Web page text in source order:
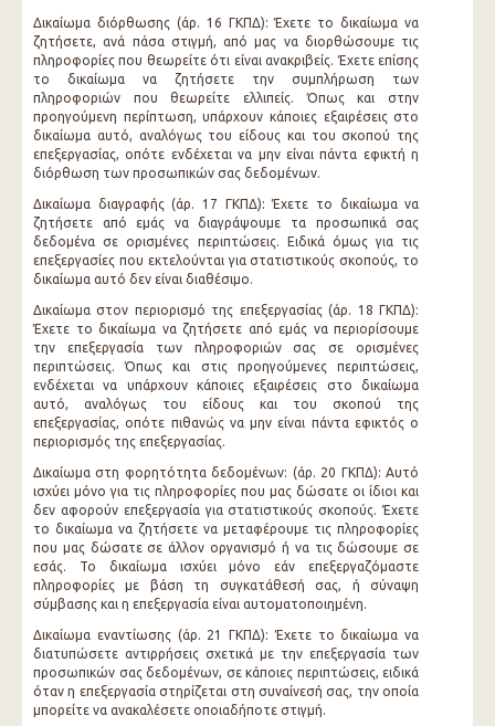
Δικαίωμα διόρθωσης (άρ. 16 ΓΚΠΔ): Έχετε το δικαίωμα να
ζητήσετε, ανά πάσα στιγμή, από μας να διορθώσουμε τις
πληροφορίες που θεωρείτε ότι είναι ανακριβείς. Έχετε επίσης
το δικαίωμα να ζητήσετε την συμπλήρωση των
πληροφοριών που θεωρείτε ελλιπείς. Όπως και στην
προηγούμενη περίπτωση, υπάρχουν κάποιες εξαιρέσεις στο
δικαίωμα αυτό, αναλόγως του είδους και του σκοπού της
επεξεργασίας, οπότε ενδέχεται να μην είναι πάντα εφικτή η
διόρθωση των προσωπικών σας δεδομένων.
Δικαίωμα διαγραφής (άρ. 17 ΓΚΠΔ): Έχετε το δικαίωμα να
ζητήσετε από εμάς να διαγράψουμε τα προσωπικά σας
δεδομένα σε ορισμένες περιπτώσεις. Ειδικά όμως για τις
επεξεργασίες που εκτελούνται για στατιστικούς σκοπούς, το
δικαίωμα αυτό δεν είναι διαθέσιμο.
Δικαίωμα στον περιορισμό της επεξεργασίας (άρ. 18 ΓΚΠΔ):
Έχετε το δικαίωμα να ζητήσετε από εμάς να περιορίσουμε
την επεξεργασία των πληροφοριών σας σε ορισμένες
περιπτώσεις. Όπως και στις προηγούμενες περιπτώσεις,
ενδέχεται να υπάρχουν κάποιες εξαιρέσεις στο δικαίωμα
αυτό, αναλόγως του είδους και του σκοπού της
επεξεργασίας, οπότε πιθανώς να μην είναι πάντα εφικτός ο
περιορισμός της επεξεργασίας.
Δικαίωμα στη φορητότητα δεδομένων: (άρ. 20 ΓΚΠΔ): Αυτό
ισχύει μόνο για τις πληροφορίες που μας δώσατε οι ίδιοι και
δεν αφορούν επεξεργασία για στατιστικούς σκοπούς. Έχετε
το δικαίωμα να ζητήσετε να μεταφέρουμε τις πληροφορίες
που μας δώσατε σε άλλον οργανισμό ή να τις δώσουμε σε
εσάς. Το δικαίωμα ισχύει μόνο εάν επεξεργαζόμαστε
πληροφορίες με βάση τη συγκατάθεσή σας, ή σύναψη
σύμβασης και η επεξεργασία είναι αυτοματοποιημένη.
Δικαίωμα εναντίωσης (άρ. 21 ΓΚΠΔ): Έχετε το δικαίωμα να
διατυπώσετε αντιρρήσεις σχετικά με την επεξεργασία των
προσωπικών σας δεδομένων, σε κάποιες περιπτώσεις, ειδικά
όταν η επεξεργασία στηρίζεται στη συναίνεσή σας, την οποία
μπορείτε να ανακαλέσετε οποιαδήποτε στιγμή.